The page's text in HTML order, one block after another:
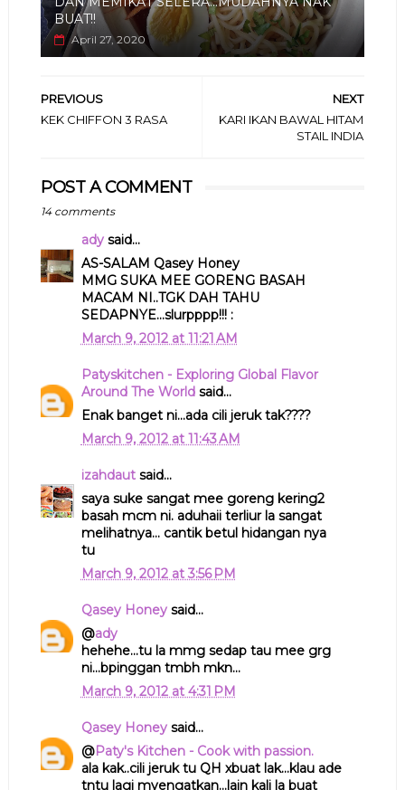
BUAT!!
April 27, 2020
NEXT
KARI IKAN BAWAL HITAM
STAIL INDIA
PREVIOUS
KEK CHIFFON 3 RASA
POST A COMMENT
14 comments
adysaid...
AS-SALAM Qasey Honey
MMG SUKA MEE GORENG BASAH
MACAM NI..TGK DAH TAHU
SEDAPNYE...slurpppp!!! :
March 9, 2012 at 11:21 AM
Patyskitchen - Exploring Global Flavor
Around The Worldsaid...
Enak banget ni...ada cili jeruk tak????
March 9, 2012 at 11:43 AM
izahdautsaid...
saya suke sangat mee goreng kering2
basah mcm ni. aduhaii terliur la sangat
melihatnya... cantik betul hidangan nya
tu
March 9, 2012 at 3:56 PM
Qasey Honeysaid...
@ady
hehehe...tu la mmg sedap tau mee grg
ni...bpinggan tmbh mkn...
March 9, 2012 at 4:31 PM
Qasey Honeysaid...
@Paty's Kitchen - Cook with passion.
ala kak..cili jeruk tu QH xbuat lak...klau ade
tntu lagi myengatkan...lain kali la buat